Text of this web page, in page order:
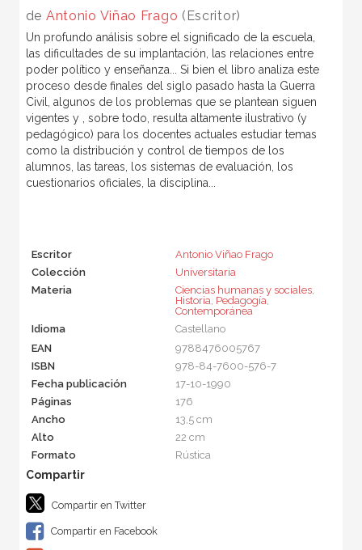
de Antonio Viñao Frago (Escritor)
Un profundo análisis sobre el significado de la escuela,
las dificultades de su implantación, las relaciones entre
poder político y enseñanza... Si bien el libro analiza este
proceso desde finales del siglo pasado hasta la Guerra
Civil, algunos de los problemas que se plantean siguen
vigentes y , sobre todo, resulta altamente ilustrativo (y
pedagógico) para los docentes actuales estudiar temas
como la distribución y control de tiempos de los
alumnos, las tareas, los sistemas de evaluación, los
cuestionarios oficiales, la disciplina...
Escritor
Antonio Viñao Frago
Colección
Universitaria
Materia
Ciencias humanas y sociales,
Historia, Pedagogía,
Contemporánea
Idioma
Castellano
EAN
9788476005767
ISBN
978-84-7600-576-7
Fecha publicación
17-10-1990
Páginas
176
Ancho
13,5 cm
Alto
22 cm
Formato
Rústica
Compartir en Twitter
Compartir en Facebook